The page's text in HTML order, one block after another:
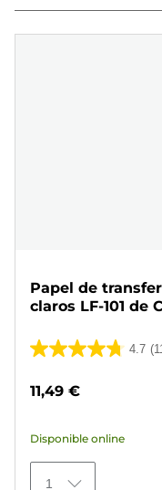
Papel de
claros LF-101 de
4.7
4.7
11
reseñas
11,49 €
Disponible online
1